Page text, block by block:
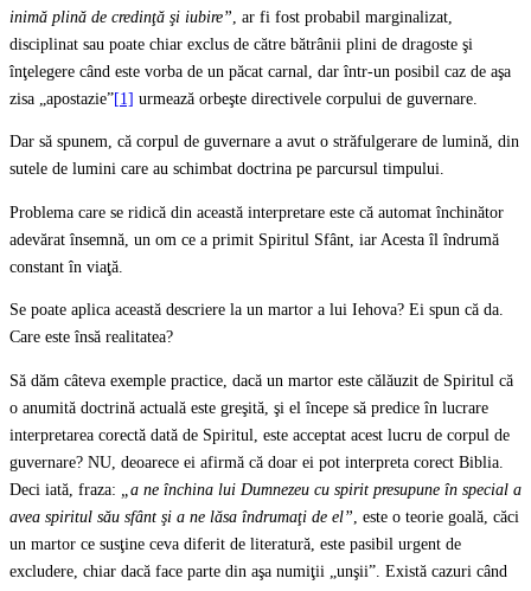
inimă plină de credinţă şi iubire” , ar fi fost probabil marginalizat,
disciplinat sau poate chiar exclus de către bătrânii plini de dragoste şi
înţelegere când este vorba de un păcat carnal, dar într-un posibil caz de aşa
zisa „apostazie”[1] urmează orbeşte directivele corpului de guvernare.
Dar să spunem, că corpul de guvernare a avut o străfulgerare de lumină, din
sutele de lumini care au schimbat doctrina pe parcursul timpului.
Problema care se ridică din această interpretare este că automat închinător
adevărat însemnă, un om ce a primit Spiritul Sfânt, iar Acesta îl îndrumă
constant în viaţă.
Se poate aplica această descriere la un martor a lui Iehova? Ei spun că da.
Care este însă realitatea?
Să dăm câteva exemple practice, dacă un martor este călăuzit de Spiritul că
o anumită doctrină actuală este greşită, şi el începe să predice în lucrare
interpretarea corectă dată de Spiritul, este acceptat acest lucru de corpul de
guvernare? NU, deoarece ei afirmă că doar ei pot interpreta corect Biblia.
Deci iată, fraza:
„a ne închina lui Dumnezeu cu spirit presupune în special a
avea spiritul său sfânt şi a ne lăsa îndrumaţi de el” , este o teorie goală, căci
un martor ce susţine ceva diferit de literatură, este pasibil urgent de
excludere, chiar dacă face parte din aşa numiţii „unşii”. Există cazuri când